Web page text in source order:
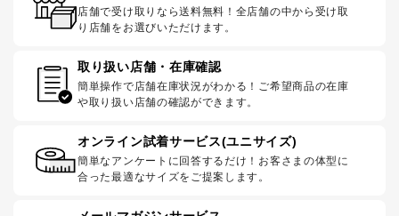
店舗で受け取りなら送料無料！全店舗の中から受け取
り店舗をお選びいただけます。
取り扱い店舗・在庫確認
簡単操作で店舗在庫状況がわかる！ご希望商品の在庫
や取り扱い店舗の確認ができます。
オンライン試着サービス(ユニサイズ)
簡単なアンケートに回答するだけ！お客さまの体型に
合った最適なサイズをご提案します。